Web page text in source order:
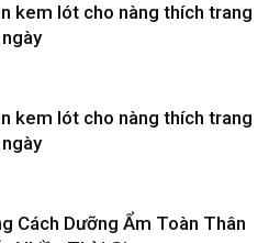
kem lót cho nàng thích trang
kem lót cho nàng thích trang
Cách Dưỡng Ẩm Toàn Thân